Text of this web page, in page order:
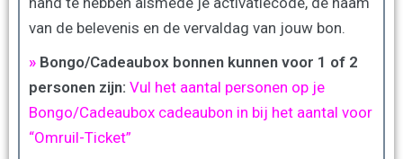
van de belevenis en de vervaldag van jouw bon.
» Bongo/Cadeaubox bonnen kunnen voor 1 of 2
personen zijn: Vul het aantal personen op je
Bongo/Cadeaubox cadeaubon in bij het aantal voor
“Omruil-Ticket”